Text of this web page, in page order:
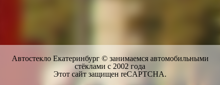
Автостекло Екатеринбург © занимаемся автомобильными
стёклами с 2002 года
Этот сайт защищен reCAPTCHA.